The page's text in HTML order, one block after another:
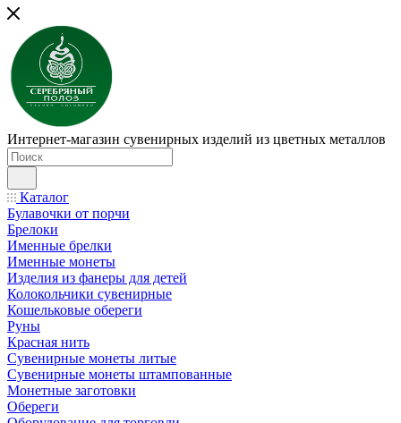
Интернет-магазин сувенирных изделий из цветных металлов
Каталог
Булавочки от порчи
Брелоки
Именные брелки
Именные монеты
Изделия из фанеры для детей
Колокольчики сувенирные
Кошельковые обереги
Руны
Красная нить
Сувенирные монеты литые
Сувенирные монеты штампованные
Монетные заготовки
Обереги